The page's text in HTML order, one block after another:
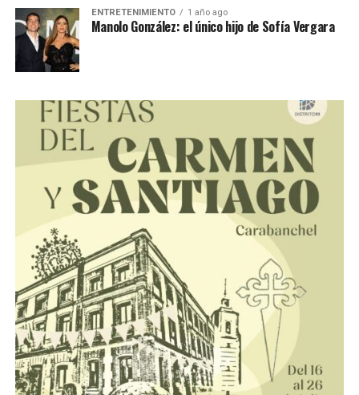
ENTRETENIMIENTO 1 año ago
Manolo González: el único hijo de Sofía Vergara